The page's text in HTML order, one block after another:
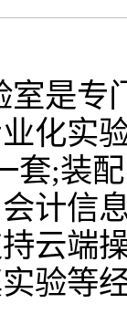
专门
化实
套;装
计信
云端
验等